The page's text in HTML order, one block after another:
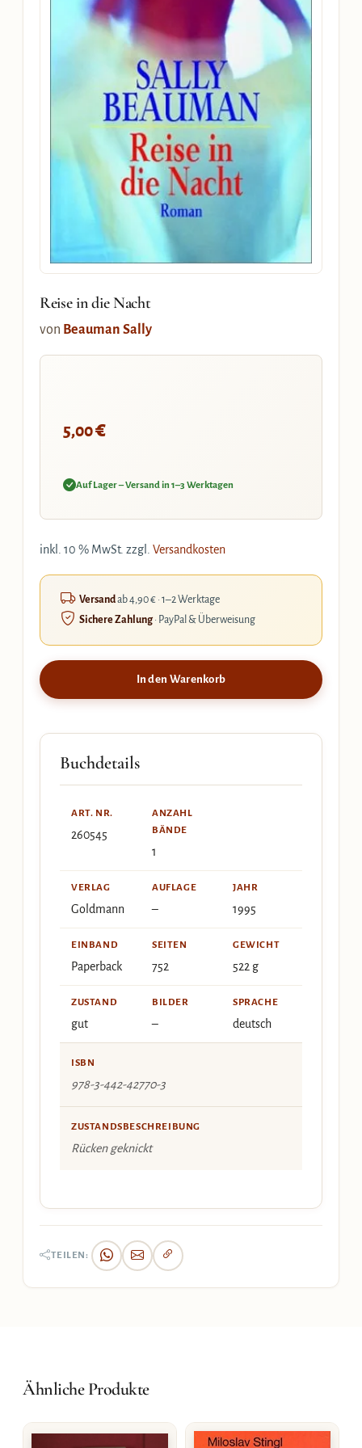
Reise in die Nacht
von Beauman Sally
5,00€
Auf Lager – Versand in 1–3 Werktagen
inkl. 10 % MwSt. zzgl. Versandkosten
Versandab 4,90 € · 1–2 Werktage
Sichere Zahlung· PayPal & Überweisung
In den Warenkorb
Buchdetails
ART. NR.
260545
ANZAHL
BÄNDE
1
VERLAG
Goldmann
AUFLAGE
–
JAHR
1995
EINBAND
Paperback
SEITEN
752
GEWICHT
522 g
ZUSTAND
gut
BILDER
–
SPRACHE
deutsch
ISBN
978-3-442-42770-3
ZUSTANDSBESCHREIBUNG
Rücken geknickt
TEILEN:
Ähnliche Produkte